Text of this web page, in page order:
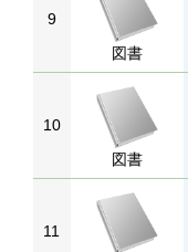
9
図書
10
図書
11